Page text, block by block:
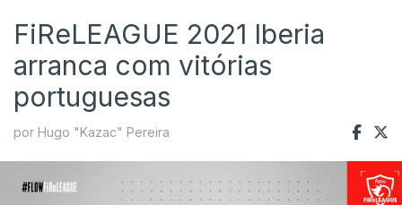
FiReLEAGUE 2021 Iberia
arranca com vitórias
portuguesas
por Hugo "Kazac" Pereira